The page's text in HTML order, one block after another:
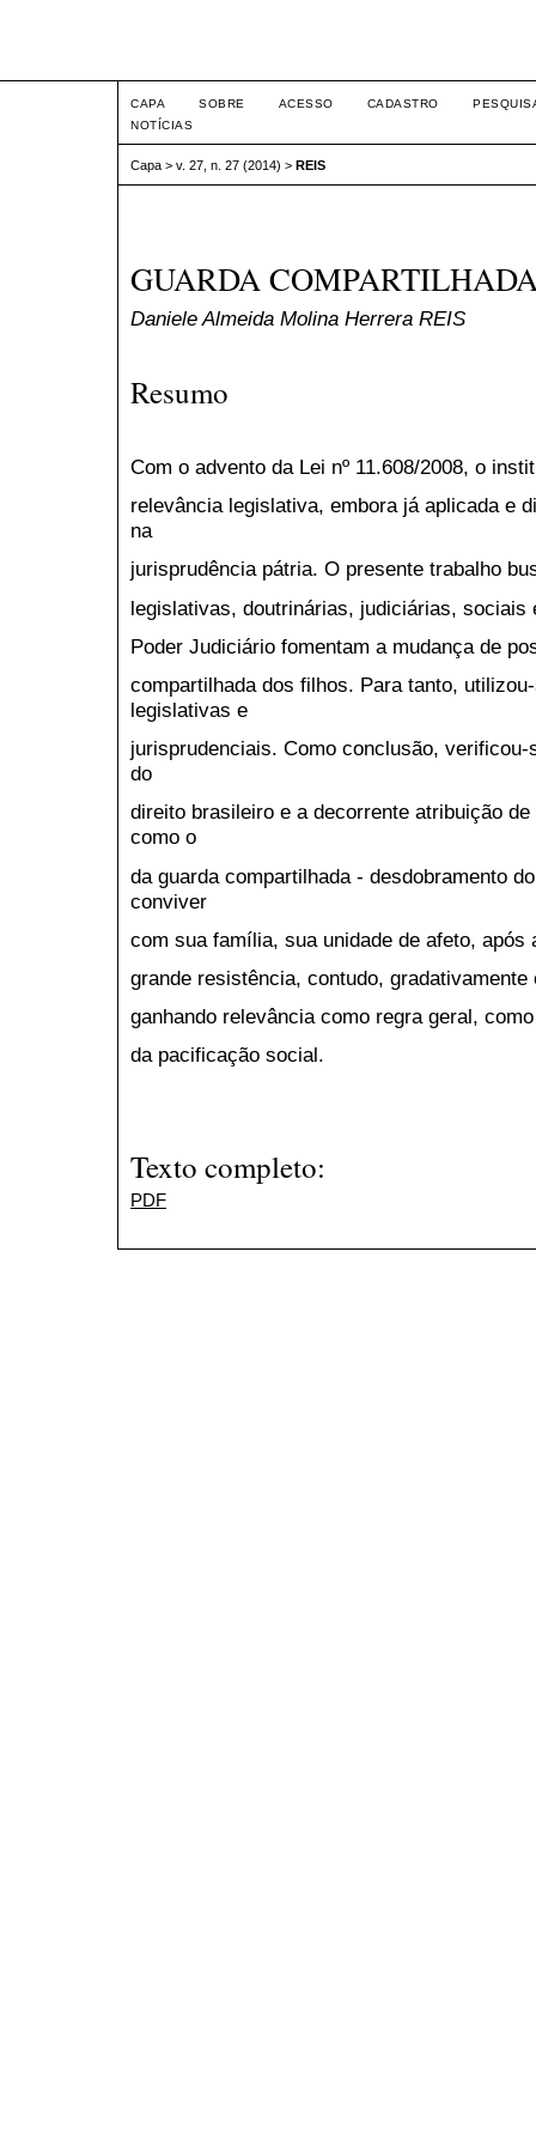
CAPA SOBRE ACESSO CADASTRO
NOTÍCIAS
Capa > v. 27, n. 27 (2014) > REIS
GUARDA
Daniele Almeida Molina Herrera REIS
Resumo
Com o advento da Lei nº 11.608/2008, o
relevância legislativa, embora já aplicada e
na
jurisprudência pátria. O presente trabalho
legislativas, doutrinárias, judiciárias,
Poder Judiciário fomentam a mudança de
compartilhada dos filhos. Para tanto,
legislativas e
jurisprudenciais. Como conclusão,
do
direito brasileiro e a decorrente atribuição
como o
da guarda compartilhada - desdobramento
conviver
com sua família, sua unidade de afeto,
grande resistência, contudo,
ganhando relevância como regra geral,
da pacificação social.
Texto completo:
PDF